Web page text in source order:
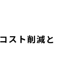
スト削減と